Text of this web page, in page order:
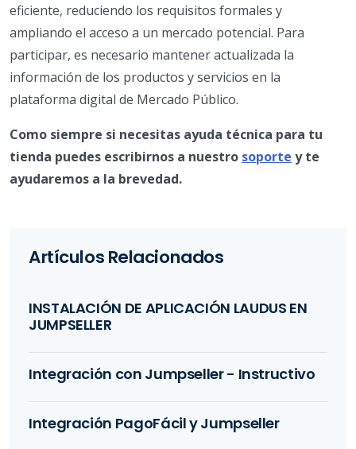
eficiente, reduciendo los requisitos formales y
ampliando el acceso a un mercado potencial. Para
participar, es necesario mantener actualizada la
información de los productos y servicios en la
plataforma digital de Mercado Público.
Como siempre si necesitas ayuda técnica para tu
tienda puedes escribirnos a nuestro soporte y te
ayudaremos a la brevedad.
Artículos Relacionados
INSTALACIÓN DE APLICACIÓN LAUDUS EN
JUMPSELLER
Integración con Jumpseller - Instructivo
Integración PagoFácil y Jumpseller